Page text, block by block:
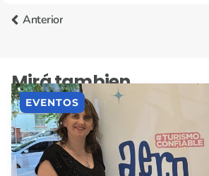
Anterior
Mirá tambien
EVENTOS